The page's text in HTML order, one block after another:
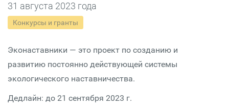
31 августа 2023 года
Конкурсы и гранты
Эконаставники — это проект по созданию и
развитию постоянно действующей системы
экологического наставничества.
Дедлайн: до 21 сентября 2023 г.